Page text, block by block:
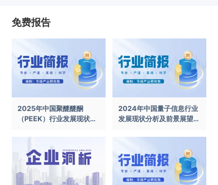
免费报告
2025年中国聚醚醚酮
（PEEK）行业发展现状及
2024年中国量子信息行业
发展现状分析及前景展望报